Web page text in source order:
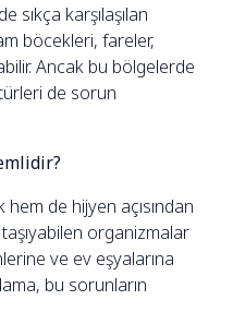
sıkça karşılaşılan
böcekleri, fareler,
Ancak bu bölgelerde
de sorun
hem de hijyen açısından
organizmalar
ve ev eşyalarına
bu sorunların